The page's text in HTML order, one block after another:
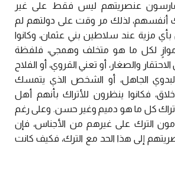
يمارسون عنصريتهم ليس فقط على غير
أنفسهم، لذلك مر وقت على دولتهم لم
مزية عند سلاطين بني عثمان، وكانوا
لكل ما هو متخلف وهمجي، فلفظة
والصغار، أو تعني القروي، أو الفلاح
الجاهل، أو الشخص الذي يتمسك
فكانوا ينظرون للأتراك بأنهم أهل
كل ما هو دميم وغير حسن. وعلى رغم
الترك على غيرهم من الأجناس، فإن
إلى هذا الحد مع الترك، فكيف كانت